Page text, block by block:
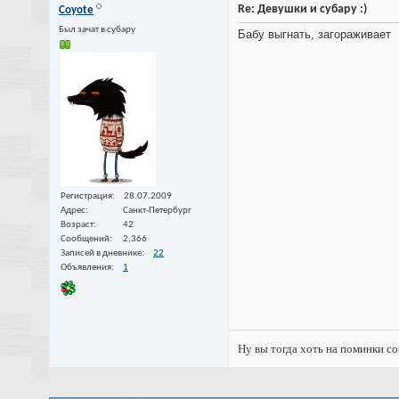
Coyote
Был зачат в субару
Регистрация
28.07.2009
Адрес
Санкт-Петербург
Возраст
42
Сообщений
2,366
Записей в дневнике
22
Объявления
1
Re: Девушки и субару :)
Бабу выгнать, загораживает
Ну вы тогда хоть на поминки